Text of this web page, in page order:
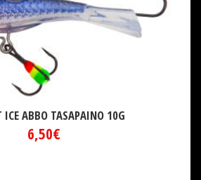
ICE ABBO TASAPAINO 10G
6,50€